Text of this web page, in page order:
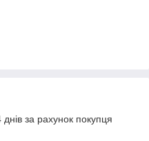
за рахунок покупця